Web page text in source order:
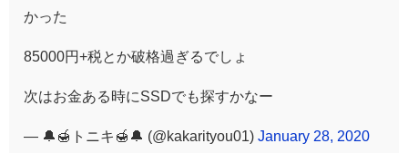
かった
85000円+税とか破格過ぎるでしょ
次はお金ある時にSSDでも探すかなー
— 🔔🍯トニキ🍯🔔 (@kakarityou01) January 28, 2020